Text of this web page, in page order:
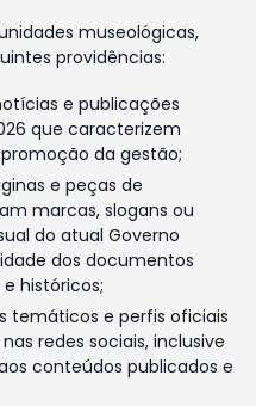
museológicas,
providências:
e publicações
que caracterizem
da gestão;
e peças de
marcas, slogans ou
do atual Governo
dos documentos
históricos;
temáticos e perfis oficiais
redes sociais, inclusive
conteúdos publicados e